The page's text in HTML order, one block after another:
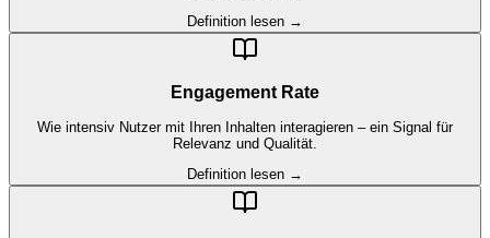
Definition lesen →
Engagement Rate
Wie intensiv Nutzer mit Ihren Inhalten interagieren – ein Signal für
Relevanz und Qualität.
Definition lesen →